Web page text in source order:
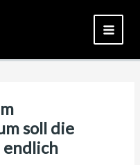
soll die
endlich